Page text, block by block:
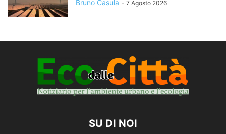
Bruno Casula - 7 Agosto 2026
SU DI NOI